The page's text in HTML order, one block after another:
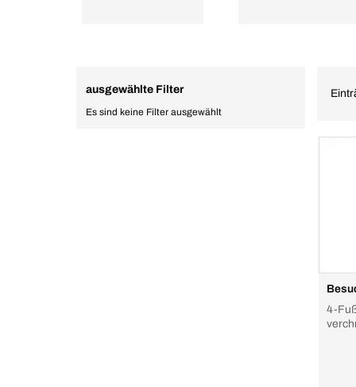
ausgewählte Filter
Es sind keine Filter ausgewählt
4-